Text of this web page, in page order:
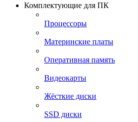
Комплектующие для ПК
Процессоры
Материнские платы
Оперативная память
Видеокарты
Жёсткие диски
SSD диски